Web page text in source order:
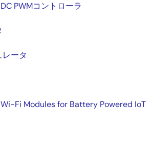
PWMコントローラ
ータ
Fi Modules for Battery Powered IoT